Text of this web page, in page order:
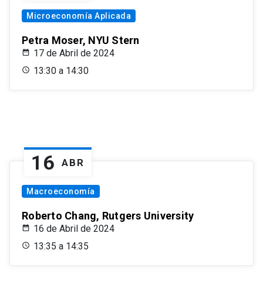
Microeconomía Aplicada
Petra Moser, NYU Stern
17 de Abril de 2024
13:30 a 14:30
16 ABR
Macroeconomía
Roberto Chang, Rutgers University
16 de Abril de 2024
13:35 a 14:35